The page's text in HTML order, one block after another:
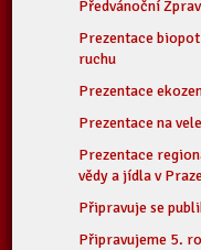
Předvánoční
Prezentace
ruchu
Prezentace
Prezentace na
Prezentace
vědy a jídla v
Připravuje se
Připravujeme 5.